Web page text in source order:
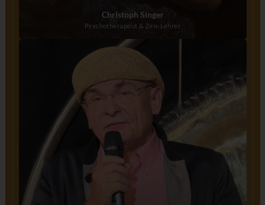
Christoph Singer
Psychotherapeut & Zen-Lehrer